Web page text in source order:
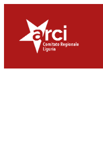
contenuto